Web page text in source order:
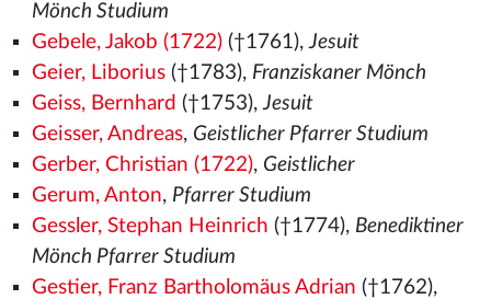
Mönch Studium
Gebele, Jakob (1722)(†1761),Jesuit
Geier, Liborius(†1783), Franziskaner Mönch
Geiss, Bernhard (†1753),Jesuit
Geisser, Andreas, Geistlicher Pfarrer Studium
Gerber, Christian (1722), Geistlicher
Gerum, Anton, Pfarrer Studium
Gessler, Stephan Heinrich (†1774), Benediktiner
Mönch Pfarrer Studium
Gestier, Franz Bartholomäus Adrian (†1762),